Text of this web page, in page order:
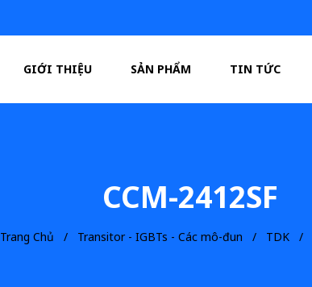
GIỚI THIỆU SẢN PHẨM TIN TỨC
CCM-2412SF
Trang Chủ Transitor - IGBTs - Các mô-đun TDK